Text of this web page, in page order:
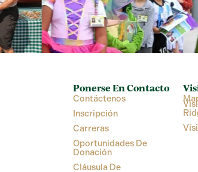
Ponerse En Contacto
Contáctenos
Inscripción
Carreras
Oportunidades De
Donación
Cláusula De